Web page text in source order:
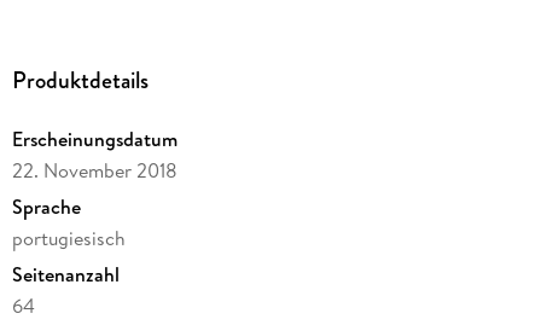
evento produz retornos anormais em determinados tipos de
estudo avaliou o impacto do evento "acidente aéreo" no
preço das ações das companhias aéreas e dos fabricantes de
avião. O objetivo desse estudo foi definir o melhor momento
e o prazo adequado para se elaborar uma estratégia de
investimentos com retornos elevados para os investidores
mais atentos a esses tipos de eventos não programados e
inesperados.
Produktdetails
Erscheinungsdatum
22. November 2018
Sprache
portugiesisch
Seitenanzahl
64